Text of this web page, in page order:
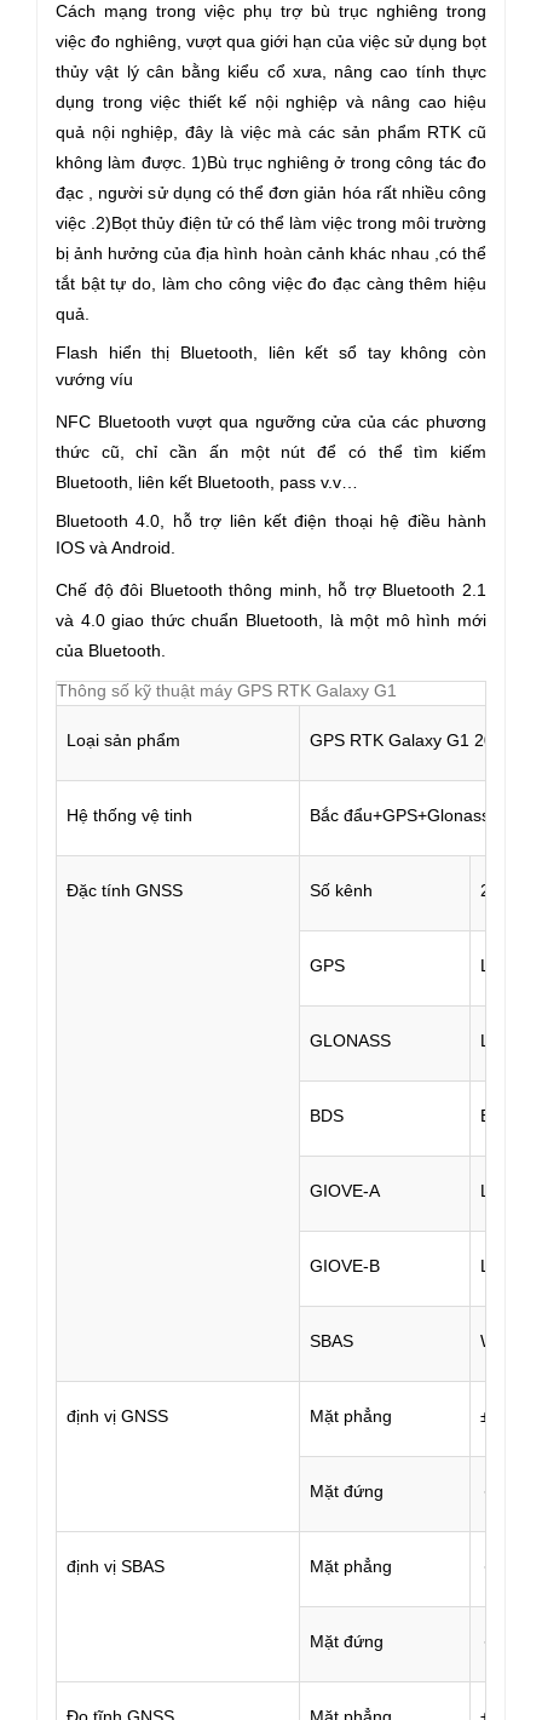
Cách mạng trong việc phụ trợ bù trục nghiêng trong
việc đo nghiêng, vượt qua giới hạn của việc sử dụng bọt
thủy vật lý cân bằng kiểu cổ xưa, nâng cao tính thực
dụng trong việc thiết kế nội nghiệp và nâng cao hiệu
quả nội nghiệp, đây là việc mà các sản phẩm RTK cũ
không làm được. 1)Bù trục nghiêng ở trong công tác đo
đạc , người sử dụng có thể đơn giản hóa rất nhiều công
việc .2)Bọt thủy điện tử có thể làm việc trong môi trường
bị ảnh hưởng của địa hình hoàn cảnh khác nhau ,có thể
tắt bật tự do, làm cho công việc đo đạc càng thêm hiệu
quả.
Flash hiển thị Bluetooth, liên kết sổ tay không còn
vướng víu
NFC Bluetooth vượt qua ngưỡng cửa của các phương
thức cũ, chỉ cần ấn một nút để có thể tìm kiếm
Bluetooth, liên kết Bluetooth, pass v.v…
Bluetooth 4.0, hỗ trợ liên kết điện thoại hệ điều hành
IOS và Android.
Chế độ đôi Bluetooth thông minh, hỗ trợ Bluetooth 2.1
và 4.0 giao thức chuẩn Bluetooth, là một mô hình mới
của Bluetooth.
Thông số kỹ thuật máy GPS RTK Galaxy G1
Loại sản phẩm GPS RTK Galaxy G1 2015
Hệ thống vệ tinh Bắc
Đặc tính GNSS Số kênh 220
GPS L1 C/A
GLONASS L1 C/A,
BDS B1，
GIOVE-A L1
GIOVE-B L1
SBAS WASS
định vị GNSS Mặt phẳng
Mặt đứng ＜5m
định vị SBAS Mặt phẳng ＜1m
Mặt đứng ＜5m